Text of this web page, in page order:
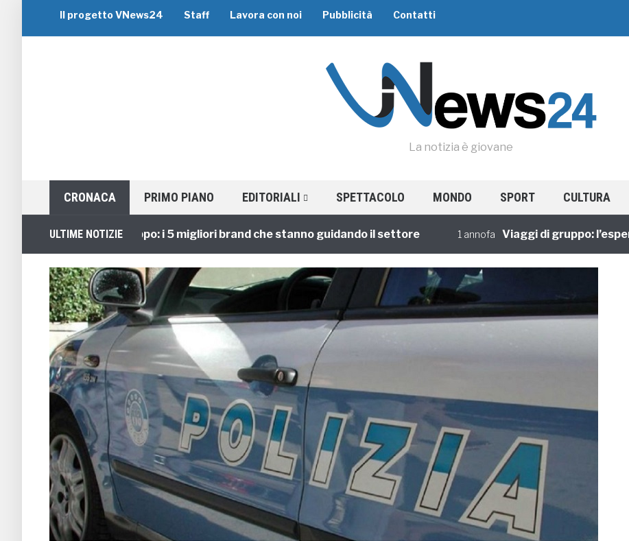
Il progetto VNews24 Staff Lavora con noi Pubblicità Contatti
La notizia è giovane
CRONACA PRIMO PIANO EDITORIALI SPETTACOLO MONDO SPORT CULTURA
ULTIME NOTIZIE
Viaggi di Gruppo: i 5 migliori brand che stanno guidando il settore 1 annofa Viaggi di gruppo: